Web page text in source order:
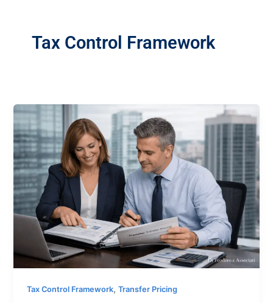
Tax Control Framework
Tax Control Framework,Transfer Pricing